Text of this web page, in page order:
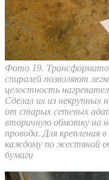
Фото 19.
спиралей позволяют
целостность
Сделал их из
от старых сетевых
вторичную обмотку на
провода. Для крепления
каждому по жестяной
бумаги